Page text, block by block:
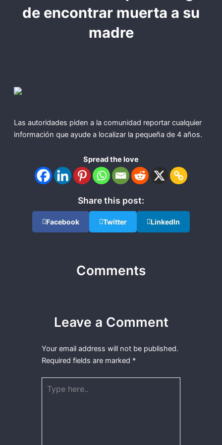
de encontrar muerta a su
madre
Las autoridades piden a la comunidad reportar cualquier
información que ayude a localizar la pequeña de 4 años.
Spread the love
Share this post:
Facebook Twitter LinkedIn
Comments
Leave a Comment
Your email address will not be published.
Required fields are marked *
here..